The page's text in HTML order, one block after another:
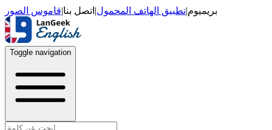
بريميوم|تطبيق الهاتف المحمول| اتصل بنا|قاموس الصور
Toggle navigation